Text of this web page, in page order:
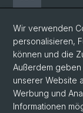
Wir verwenden
personalisieren,
können und die
Außerdem
unserer Website
Werbung und
Informationen